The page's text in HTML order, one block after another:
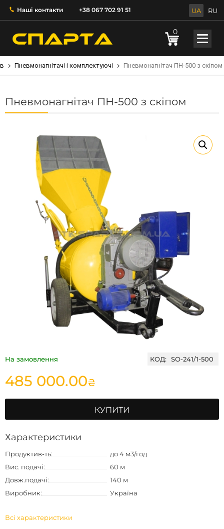
Наші контакти +38 067 702 91 51 UA RU
0
Пневмонагнітачі і комплектуючі Пневмонагнітач ПН-500 з скіпом
Пневмонагнітач ПН-500 з скіпом
На замовлення КОД: SO-241/1-500
485 000.00₴
КУПИТИ
Характеристики
Продуктив-ть:
до 4 м3/год
Вис. подачі:
60 м
Довж.подачі:
140 м
Виробник:
Україна
Всі характеристики